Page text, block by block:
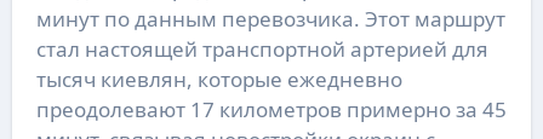
минут по данным перевозчика. Этот маршрут
стал настоящей транспортной артерией для
тысяч киевлян, которые ежедневно
преодолевают 17 километров примерно за 45